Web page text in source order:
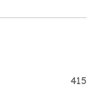
415